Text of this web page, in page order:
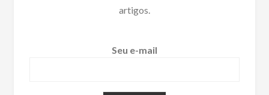
artigos.
Seu e-mail